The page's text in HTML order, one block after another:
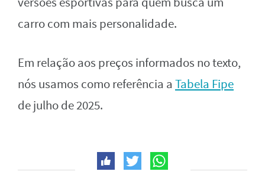
carro com mais personalidade.
Em relação aos preços informados no texto,
nós usamos como referência a Tabela Fipe
de julho de 2025.